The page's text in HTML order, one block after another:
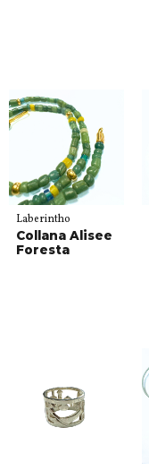
Laberintho
Collana Alisee
Foresta